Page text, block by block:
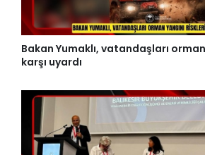
Bakan Yumaklı, vatandaşları
karşı uyardı